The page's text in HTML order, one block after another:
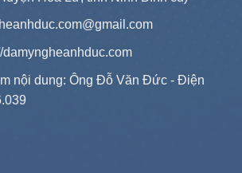
damyngheanhduc.com
nội dung: Ông Đỗ Văn Đức - Điện